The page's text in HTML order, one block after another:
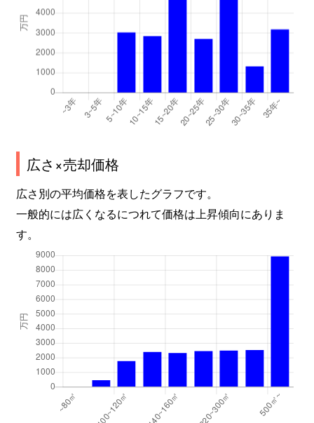
広さ×売却価格
広さ別の平均価格を表したグラフです。
一般的には広くなるにつれて価格は上昇傾向にありま
す。